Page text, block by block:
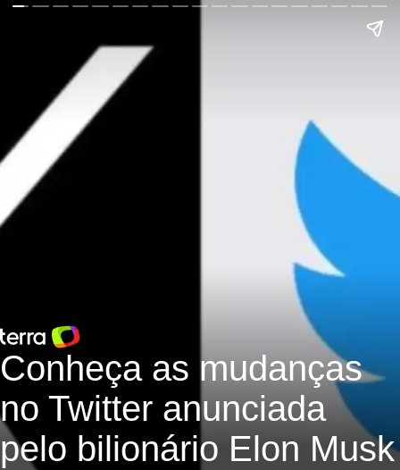
Conheça as mudanças
no Twitter anunciada
pelo bilionário Elon Musk